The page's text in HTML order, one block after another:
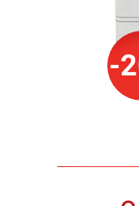
-